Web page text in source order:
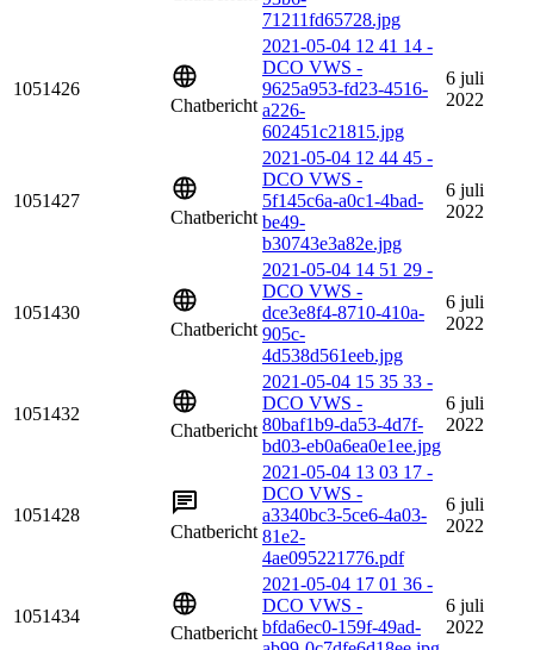
71211fd65728.jpg
1051426
Chatbericht
2021-05-04 12 41 14 -
DCO VWS -
9625a953-fd23-4516-
a226-
602451c21815.jpg
6 juli
2022
1051427
Chatbericht
2021-05-04 12 44 45 -
DCO VWS -
5f145c6a-a0c1-4bad-
be49-
b30743e3a82e.jpg
6 juli
2022
1051430
Chatbericht
2021-05-04 14 51 29 -
DCO VWS -
dce3e8f4-8710-410a-
905c-
4d538d561eeb.jpg
6 juli
2022
1051432
Chatbericht
2021-05-04 15 35 33 -
DCO VWS -
80baf1b9-da53-4d7f-
bd03-eb0a6ea0e1ee.jpg
6 juli
2022
1051428
Chatbericht
2021-05-04 13 03 17 -
DCO VWS -
a3340bc3-5ce6-4a03-
81e2-
4ae095221776.pdf
6 juli
2022
1051434
Chatbericht
2021-05-04 17 01 36 -
DCO VWS -
bfda6ec0-159f-49ad-
6 juli
2022